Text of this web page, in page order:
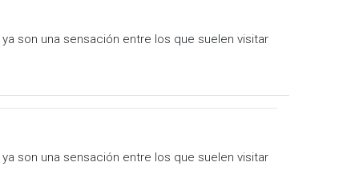
son una sensación entre los que suelen visitar
son una sensación entre los que suelen visitar